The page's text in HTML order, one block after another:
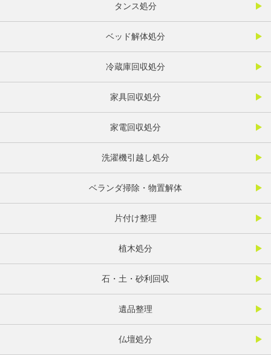
タンス処分
ベッド解体処分
冷蔵庫回収処分
家具回収処分
家電回収処分
洗濯機引越し処分
ベランダ掃除・物置解体
片付け整理
植木処分
石・土・砂利回収
遺品整理
仏壇処分